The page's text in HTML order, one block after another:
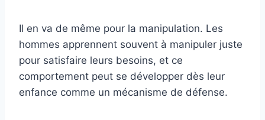
Il en va de même pour la manipulation. Les
hommes apprennent souvent à manipuler juste
pour satisfaire leurs besoins, et ce
comportement peut se développer dès leur
enfance comme un mécanisme de défense.